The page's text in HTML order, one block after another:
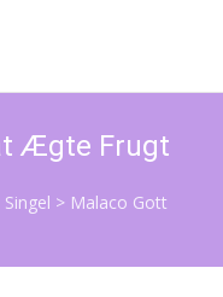
Ægte Frugt
Singel > Malaco Gott